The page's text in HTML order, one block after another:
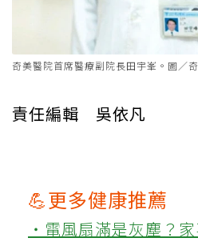
奇美醫院首席醫療副院長田宇峯。圖／
責任編輯 吳依凡
💪更多健康推薦
‧電風扇滿是灰塵？